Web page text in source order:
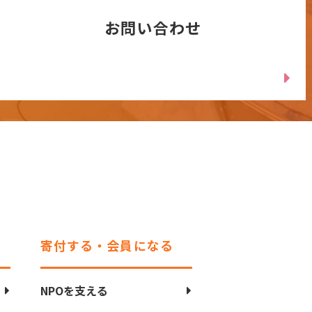
お問い合わせ
寄付する・会員になる
NPOを支える